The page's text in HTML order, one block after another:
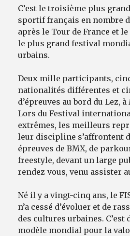
C’est le troisième plus
sportif français en nombre
après le Tour de France et le
le plus grand festival
urbains.
Deux mille participants,
nationalités différentes et
d’épreuves au bord du Lez,
Lors du Festival
extrêmes, les meilleurs
leur discipline s’affrontent
épreuves de BMX, de
freestyle, devant un large
rendez-vous, venu assister
Né il y a vingt-cinq ans, le
n’a cessé d’évoluer et de
des cultures urbaines. C’est
modèle mondial pour la